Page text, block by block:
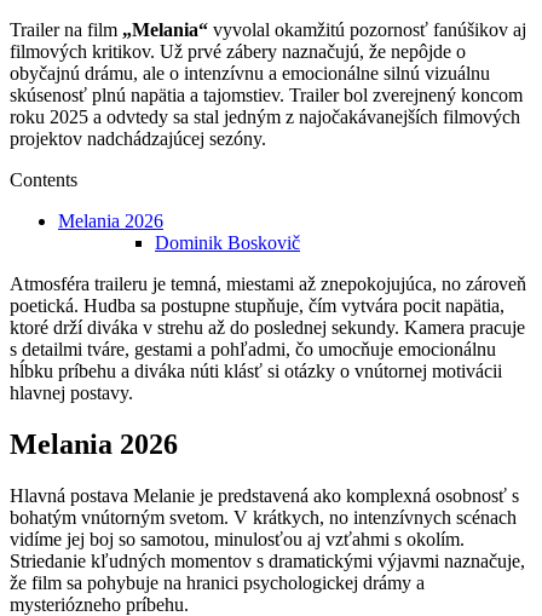
Trailer na film „Melania“ vyvolal okamžitú pozornosť fanúšikov aj
filmových kritikov. Už prvé zábery naznačujú, že nepôjde o
obyčajnú drámu, ale o intenzívnu a emocionálne silnú vizuálnu
skúsenosť plnú napätia a tajomstiev. Trailer bol zverejnený koncom
roku 2025 a odvtedy sa stal jedným z najočakávanejších filmových
projektov nadchádzajúcej sezóny.
Contents
Melania 2026
Dominik Boskovič
Atmosféra traileru je temná, miestami až znepokojujúca, no zároveň
poetická. Hudba sa postupne stupňuje, čím vytvára pocit napätia,
ktoré drží diváka v strehu až do poslednej sekundy. Kamera pracuje
s detailmi tváre, gestami a pohľadmi, čo umocňuje emocionálnu
hĺbku príbehu a diváka núti klásť si otázky o vnútornej motivácii
hlavnej postavy.
Melania 2026
Hlavná postava Melanie je predstavená ako komplexná osobnosť s
bohatým vnútorným svetom. V krátkych, no intenzívnych scénach
vidíme jej boj so samotou, minulosťou aj vzťahmi s okolím.
Striedanie kľudných momentov s dramatickými výjavmi naznačuje,
že film sa pohybuje na hranici psychologickej drámy a
mysteriózneho príbehu.